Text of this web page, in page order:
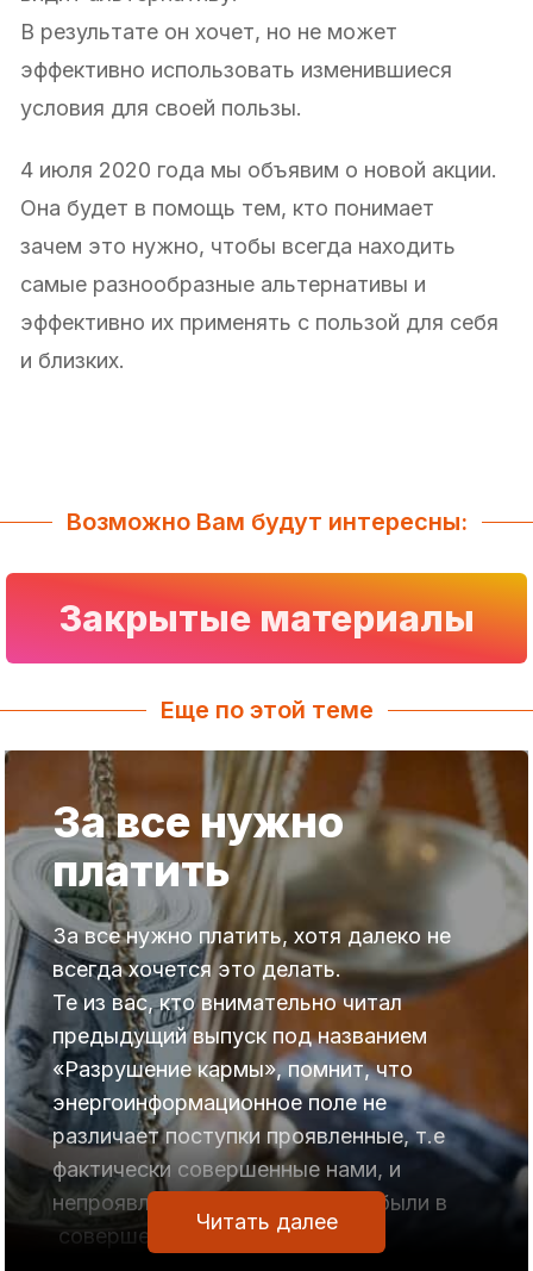
В результате он хочет, но не может
эффективно использовать изменившиеся
условия для своей пользы.
4 июля 2020 года мы объявим о новой акции.
Она будет в помощь тем, кто понимает
зачем это нужно, чтобы всегда находить
самые разнообразные альтернативы и
эффективно их применять с пользой для себя
и близких.
Возможно Вам будут интересны:
Закрытые материалы
Еще по этой теме
За все нужно
платить
За все нужно платить, хотя далеко не
всегда хочется это делать.
Те из вас, кто внимательно читал
предыдущий выпуск под названием
«Разрушение кармы», помнит, что
энергоинформационное поле не
различает поступки проявленные, т.е
фактически совершенные нами, и
непроявленные — те, которые были в
совершены в мыслях.
Читать далее